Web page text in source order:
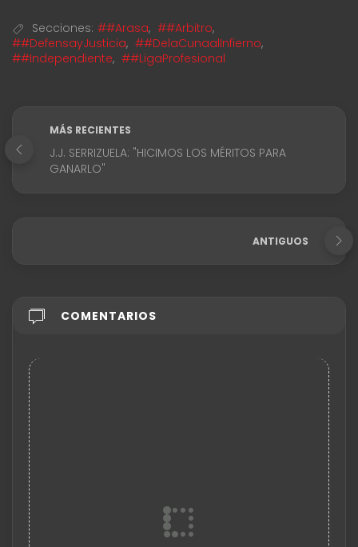
Secciones: ##Arasa, ##Arbitro,
##DefensayJusticia, ##DelaCunaalInfierno,
##Independiente, ##LigaProfesional
MÁS RECIENTES
J.J. SERRIZUELA: "HICIMOS LOS MÉRITOS PARA
GANARLO"
ANTIGUOS
COMENTARIOS